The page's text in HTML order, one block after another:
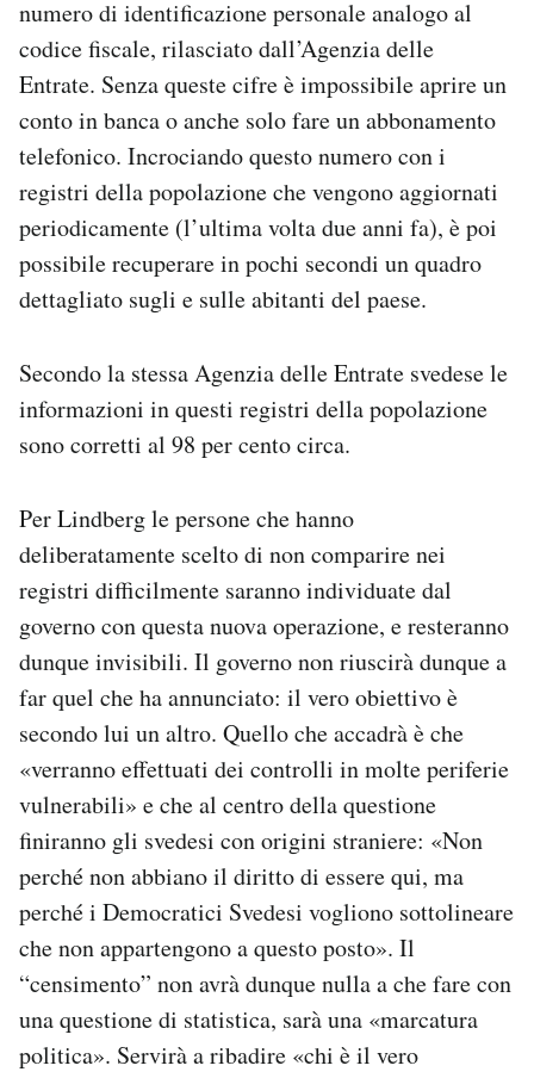
numero di identificazione personale analogo al
codice fiscale, rilasciato dall’Agenzia delle
Entrate. Senza queste cifre è impossibile aprire un
conto in banca o anche solo fare un abbonamento
telefonico. Incrociando questo numero con i
registri della popolazione che vengono aggiornati
periodicamente (l’ultima volta due anni fa), è poi
possibile recuperare in pochi secondi un quadro
dettagliato sugli e sulle abitanti del paese.
Secondo la stessa Agenzia delle Entrate svedese le
informazioni in questi registri della popolazione
sono corretti al 98 per cento circa.
Per Lindberg le persone che hanno
deliberatamente scelto di non comparire nei
registri difficilmente saranno individuate dal
governo con questa nuova operazione, e resteranno
dunque invisibili. Il governo non riuscirà dunque a
far quel che ha annunciato: il vero obiettivo è
secondo lui un altro. Quello che accadrà è che
«verranno effettuati dei controlli in molte periferie
vulnerabili» e che al centro della questione
finiranno gli svedesi con origini straniere: «Non
perché non abbiano il diritto di essere qui, ma
perché i Democratici Svedesi vogliono sottolineare
che non appartengono a questo posto». Il
“censimento” non avrà dunque nulla a che fare con
una questione di statistica, sarà una «marcatura
politica». Servirà a ribadire «chi è il vero